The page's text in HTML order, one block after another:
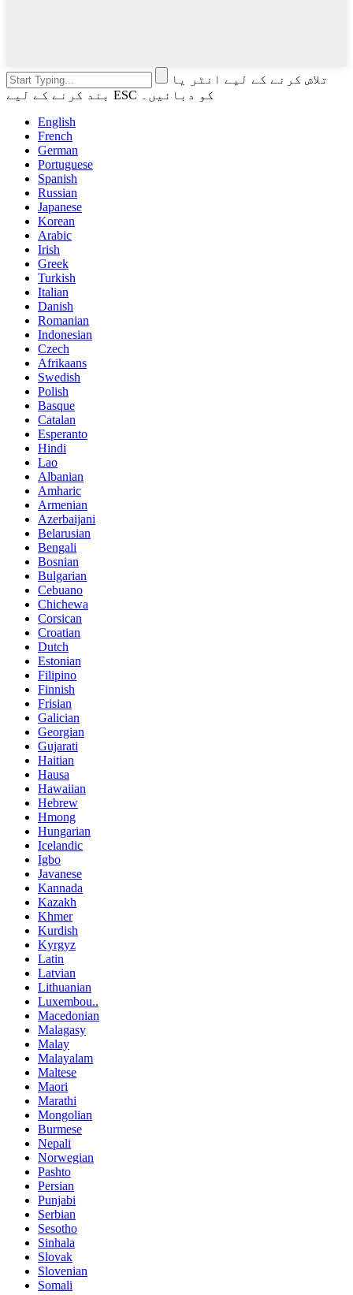
تلاش کرنے کے لیے انٹر یا
بند کرنے کے لیے ESC کو دبائیں۔
English
French
German
Portuguese
Spanish
Russian
Japanese
Korean
Arabic
Irish
Greek
Turkish
Italian
Danish
Romanian
Indonesian
Czech
Afrikaans
Swedish
Polish
Basque
Catalan
Esperanto
Hindi
Lao
Albanian
Amharic
Armenian
Azerbaijani
Belarusian
Bengali
Bosnian
Bulgarian
Cebuano
Chichewa
Corsican
Croatian
Dutch
Estonian
Filipino
Finnish
Frisian
Galician
Georgian
Gujarati
Haitian
Hausa
Hawaiian
Hebrew
Hmong
Hungarian
Icelandic
Igbo
Javanese
Kannada
Kazakh
Khmer
Kurdish
Kyrgyz
Latin
Latvian
Lithuanian
Luxembou..
Macedonian
Malagasy
Malay
Malayalam
Maltese
Maori
Marathi
Mongolian
Burmese
Nepali
Norwegian
Pashto
Persian
Punjabi
Serbian
Sesotho
Sinhala
Slovak
Slovenian
Somali